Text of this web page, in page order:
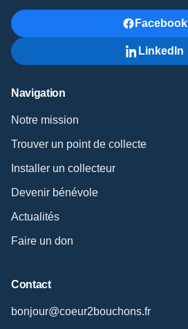
Facebook
LinkedIn
Navigation
Notre mission
Trouver un point de collecte
Installer un collecteur
Devenir bénévole
Actualités
Faire un don
Contact
bonjour@coeur2bouchons.fr